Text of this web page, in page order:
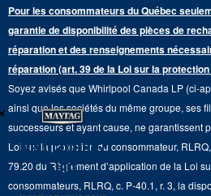
Programmes de service prolongé
Pièces de rechange
Aide sur les produits
Suivre ma commande
Services de livraison et d'installation
Retours et échanges
Piédestaux de lessive
Qualité Commerciale
Duos de Lessive
Cuisinières
Fours muraux
Hottes
Fours à micro-ondes
Communiquez avec nous
Monsieur Maytag
Carrières
Whirlpool et Corporation
Pour les consommateurs du Québec
garantie de disponibilité des pièces de
réparation et des renseignements
réparation (art. 39 de la Loi sur la
Soyez avisés que Whirlpool Canada LP (ci-
ainsi que les sociétés du même groupe, ses
successeurs et ayant cause, ne garantissent
Loi sur la protection du consommateur,
79.20 du Règlement d’application de la Loi
consommateurs, RLRQ, c. P-40.1, r. 3, la
Ne manquez
rien